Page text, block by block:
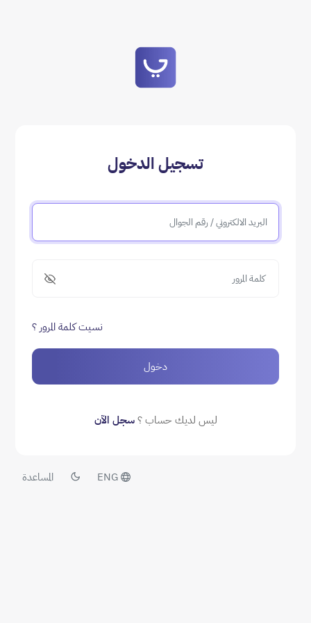
تسجيل الدخول
نسيت كلمة المرور ؟
دخول
ليس لديك حساب ؟سجل الآن
ENG المساعدة